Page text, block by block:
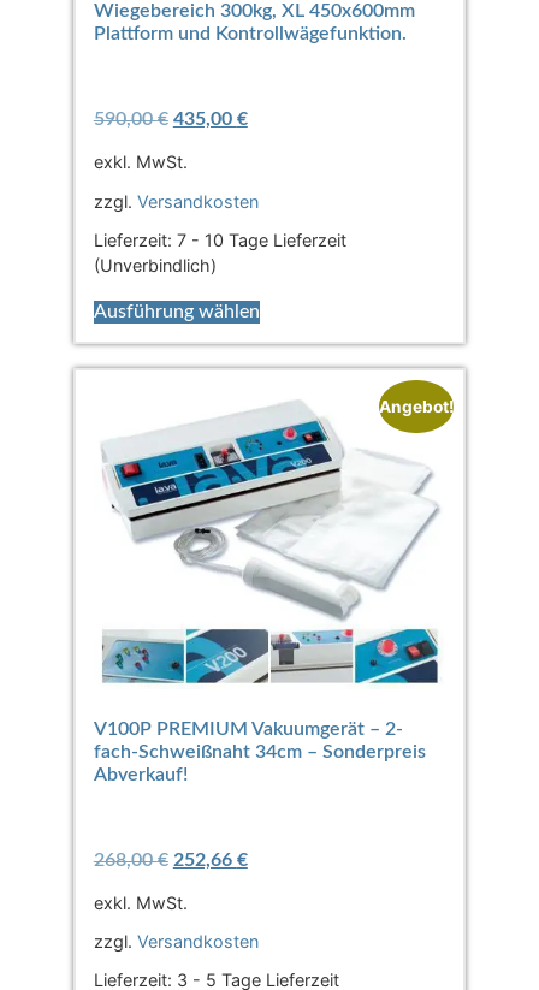
Wiegebereich 300kg, XL 450x600mm
Plattform und Kontrollwägefunktion.
590,00€ 435,00 €
exkl. MwSt.
zzgl. Versandkosten
Lieferzeit: 7 - 10 Tage Lieferzeit
(Unverbindlich)
Ausführung wählen
Angebot!
V100P PREMIUM Vakuumgerät – 2-
fach-Schweißnaht 34cm – Sonderpreis
Abverkauf!
268,00€ 252,66 €
exkl. MwSt.
zzgl. Versandkosten
Lieferzeit: 3 - 5 Tage Lieferzeit